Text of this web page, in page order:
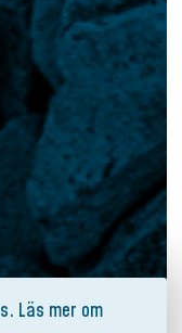
Läs mer om